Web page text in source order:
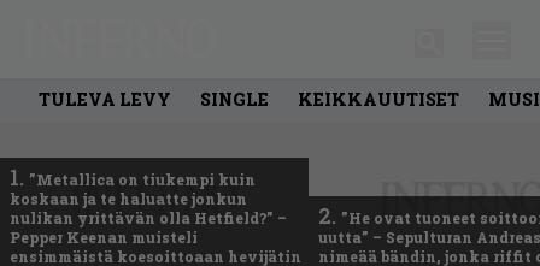
TULEVA LEVY SINGLE KEIKKAUUTISET
1. ”Metallica on tiukempi kuin
koskaan ja te haluatte jonkun
nulikan yrittävän olla Hetfield?” –
Pepper Keenan muisteli
ensimmäistä koesoittoaan hevijätin
2. ”He ovat tuoneet
uutta” – Sepulturan
nimeää bändin, jonka riffit